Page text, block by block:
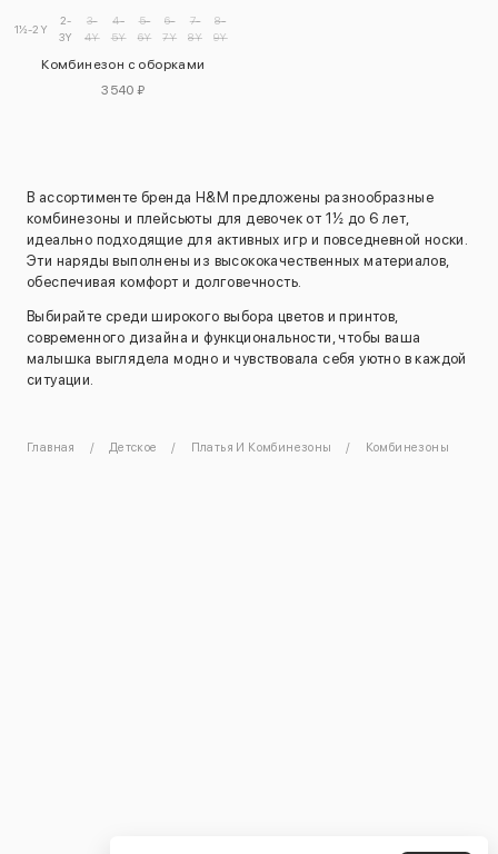
1½-2Y
2-
3Y
3-
4Y
4-
5Y
5-
6Y
6-
7Y
7-
8Y
8-
9Y
Комбинезон с оборками
3540 ₽
В ассортименте бренда H&M предложены разнообразные
комбинезоны и плейсьюты для девочек от 1½ до 6 лет,
идеально подходящие для активных игр и повседневной носки.
Эти наряды выполнены из высококачественных материалов,
обеспечивая комфорт и долговечность.
Выбирайте среди широкого выбора цветов и принтов,
современного дизайна и функциональности, чтобы ваша
малышка выглядела модно и чувствовала себя уютно в каждой
ситуации.
Главная Детское Платья И Комбинезоны Комбинезоны